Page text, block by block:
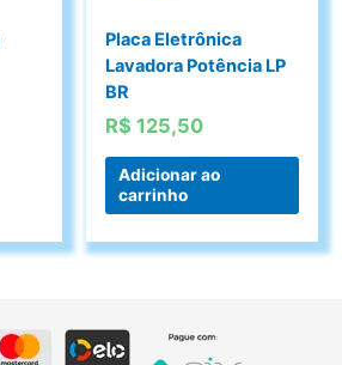
Placa Eletrônica
Lavadora Potência LP
BR
R$ 125,50
Adicionar ao
carrinho